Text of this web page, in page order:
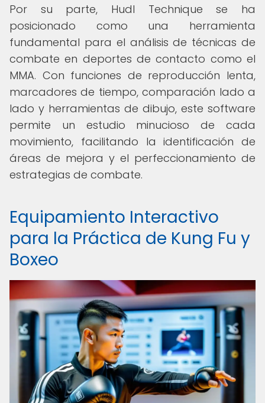
Por su parte, Hudl Technique se ha
posicionado como una herramienta
fundamental para el análisis de técnicas de
combate en deportes de contacto como el
MMA. Con funciones de reproducción lenta,
marcadores de tiempo, comparación lado a
lado y herramientas de dibujo, este software
permite un estudio minucioso de cada
movimiento, facilitando la identificación de
áreas de mejora y el perfeccionamiento de
estrategias de combate.
Equipamiento Interactivo
para la Práctica de Kung Fu y
Boxeo